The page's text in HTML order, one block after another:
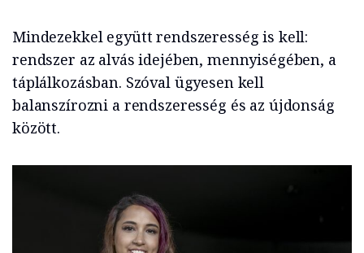
Mindezekkel együtt rendszeresség is kell:
rendszer az alvás idejében, mennyiségében, a
táplálkozásban. Szóval ügyesen kell
balanszírozni a rendszeresség és az újdonság
között.